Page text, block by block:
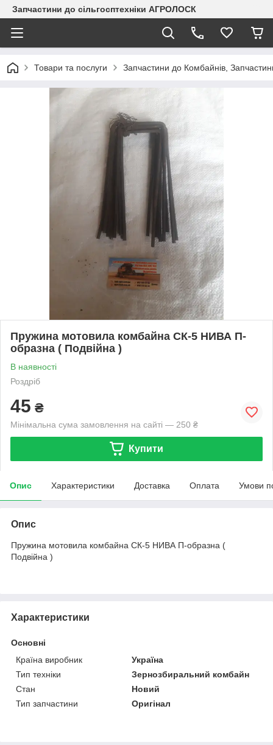
Запчастини до сільгосптехніки АГРОЛОСК
Товари та послуги Запчастини до Комбайнів,
Пружина мотовила комбайна СК-5 НИВА П-
образна ( Подвійна )
В наявності
Роздріб
45 ₴
Мінімальна сума замовлення на сайті — 250 ₴
Купити
Опис Характеристики Доставка Оплата Умови
Опис
Пружина мотовила комбайна СК-5 НИВА П-образна (
Подвійна )
Характеристики
Основні
Країна виробник
Україна
Тип техніки
Зернозбиральний комбайн
Стан
Новий
Тип запчастини
Оригінал